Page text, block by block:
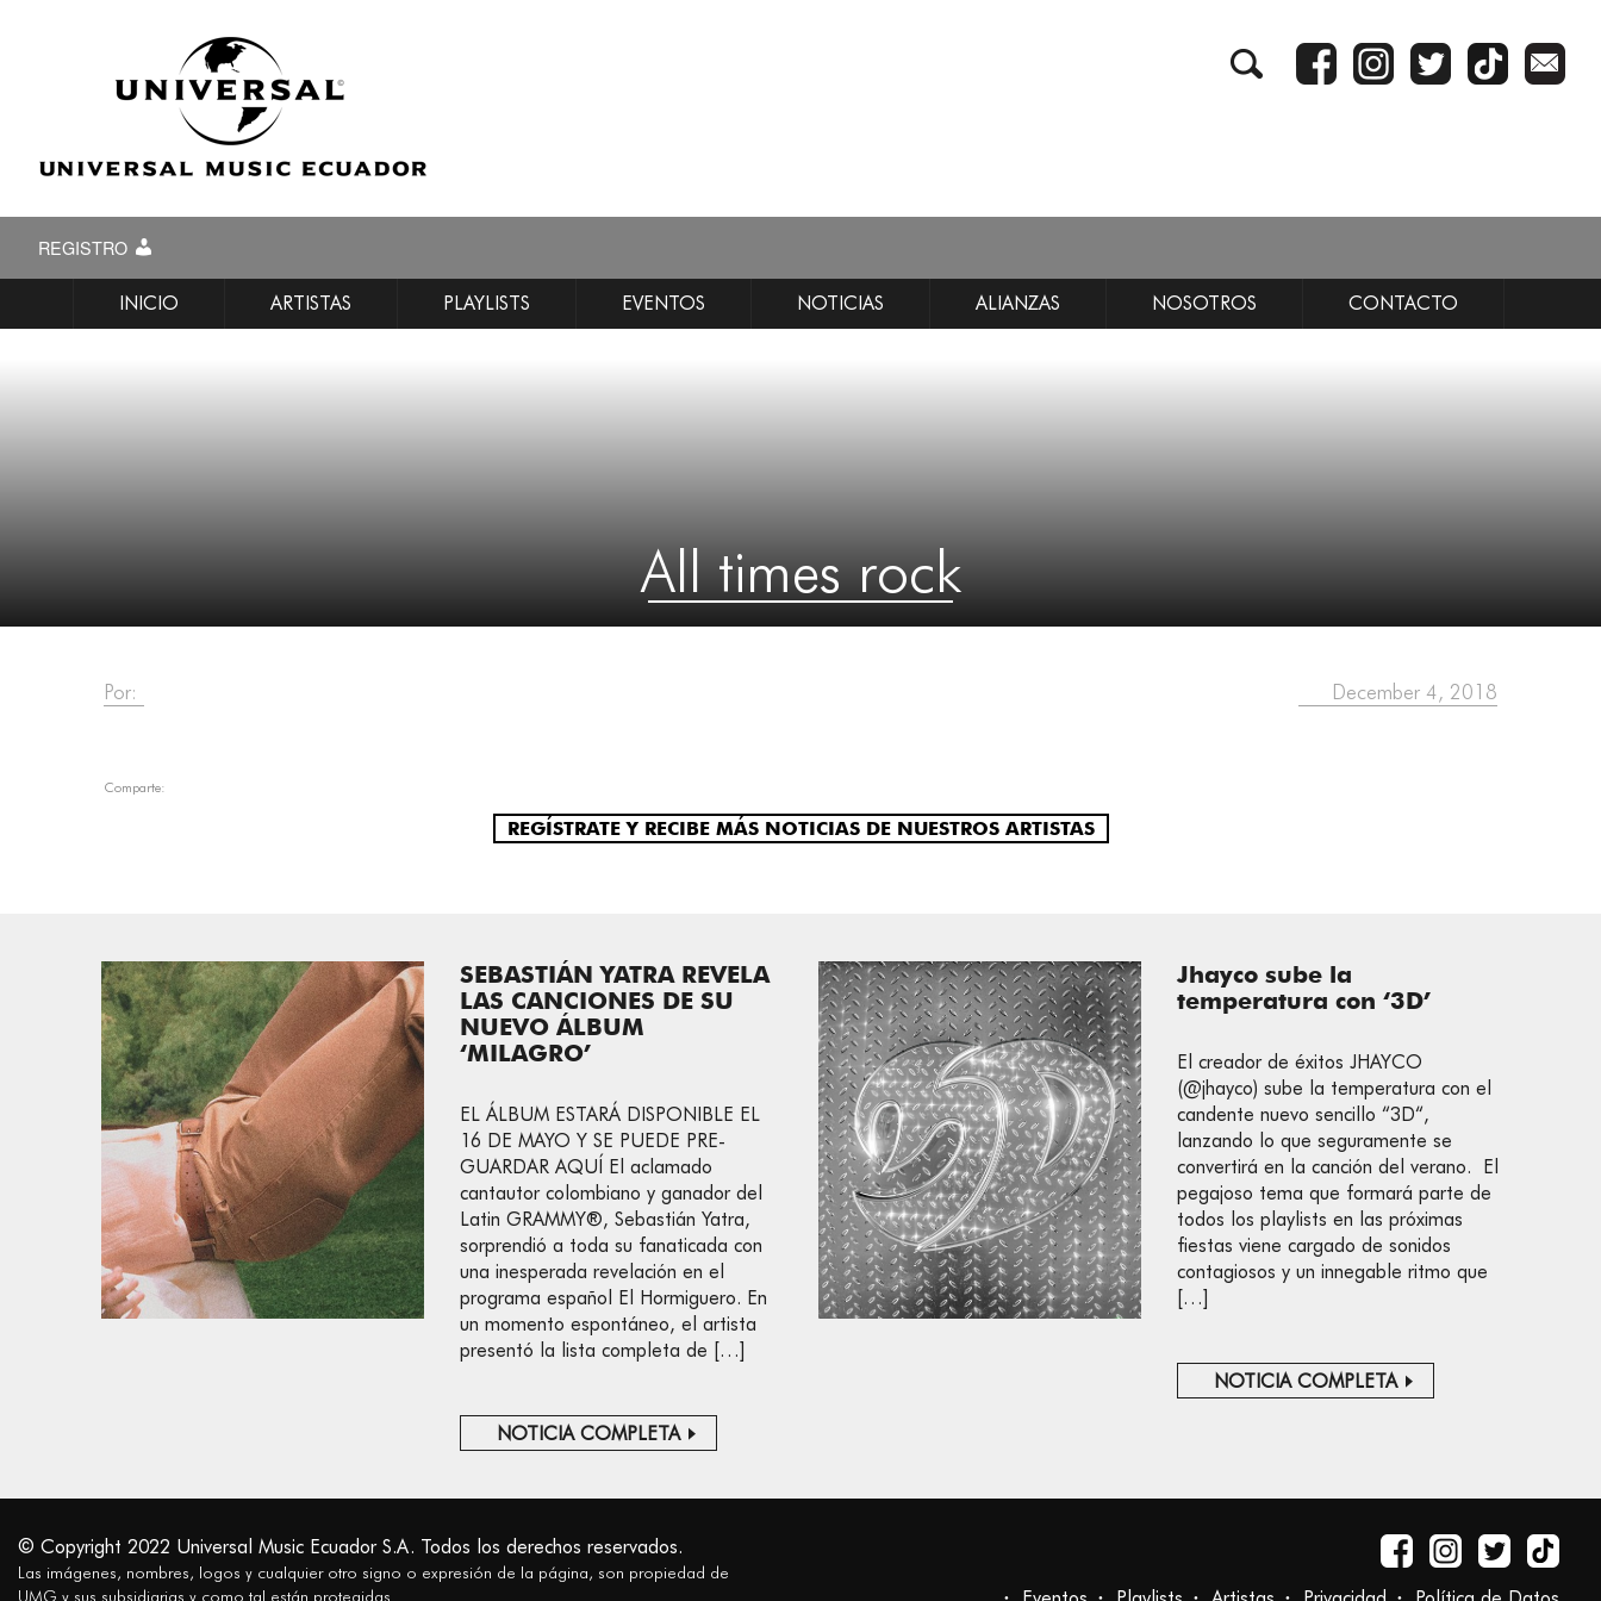
REGISTRO
INICIO ARTISTAS PLAYLISTS EVENTOS NOTICIAS ALIANZAS NOSOTROS CONTACTO
All times rock
Por: December 4, 2018
Comparte:
REGÍSTRATE Y RECIBE MÁS NOTICIAS DE NUESTROS ARTISTAS
SEBASTIÁN YATRA REVELA
LAS CANCIONES DE SU
NUEVO ÁLBUM
‘MILAGRO’
EL ÁLBUM ESTARÁ DISPONIBLE EL
16 DE MAYO Y SE PUEDE PRE-
GUARDAR AQUÍ El aclamado
cantautor colombiano y ganador del
Latin GRAMMY®, Sebastián Yatra,
sorprendió a toda su fanaticada con
una inesperada revelación en el
programa español El Hormiguero. En
un momento espontáneo, el artista
presentó la lista completa de […]
NOTICIA COMPLETA
Jhayco sube la
temperatura con ‘3D’
El creador de éxitos JHAYCO
(@jhayco) sube la temperatura con el
candente nuevo sencillo “3D“,
lanzando lo que seguramente se
convertirá en la canción del verano. El
pegajoso tema que formará parte de
todos los playlists en las próximas
fiestas viene cargado de sonidos
contagiosos y un innegable ritmo que
[…]
NOTICIA COMPLETA
© Copyright 2022 Universal Music Ecuador S.A. Todos los derechos reservados.
Las imágenes, nombres, logos y cualquier otro signo o expresión de la página, son propiedad de
UMG y sus subsidiarias y como tal están protegidas.